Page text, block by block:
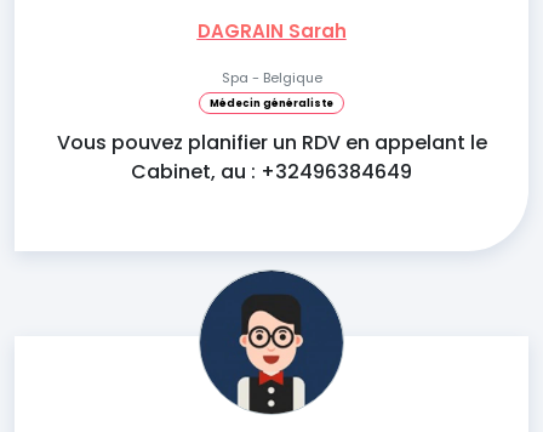
DAGRAIN Sarah
Spa - Belgique
Médecin généraliste
Vous pouvez planifier un RDV en appelant le
Cabinet, au : +32496384649